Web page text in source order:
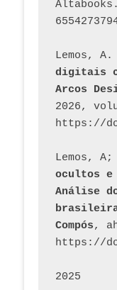
Lemos, A.
digitais
Arcos
2026,
https://
Lemos,
ocultos e
Análise
brasileira
Compós,
https://
2025